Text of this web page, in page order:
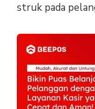
struk pada